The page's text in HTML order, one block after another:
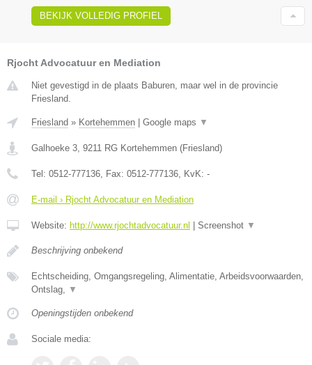
BEKIJK VOLLEDIG PROFIEL
Rjocht Advocatuur en Mediation
Niet gevestigd in de plaats Baburen, maar wel in de provincie
Friesland.
Friesland » Kortehemmen Google maps ▼
Galhoeke 3 9211 RG Kortehemmen (Friesland)
Tel: 0512-777136 , Fax: 0512-777136 , KvK: -
E-mail › Rjocht Advocatuur en Mediation
Website: http://www.rjochtadvocatuur.nl Screenshot ▼
Beschrijving onbekend
Echtscheiding, Omgangsregeling, Alimentatie, Arbeidsvoorwaarden,
Ontslag,
▼
Openingstijden onbekend
Sociale media: